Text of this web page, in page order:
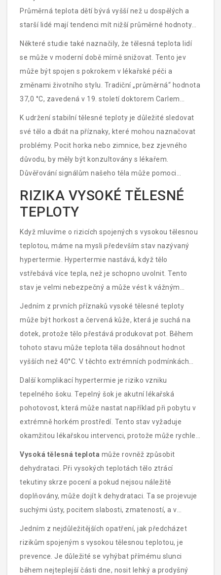
Průměrná teplota dětí bývá vyšší než u dospělých a
starší lidé mají tendenci mít nižší průměrné hodnoty
teploty.
Některé studie také naznačily, že tělesná teplota lidí
se může v moderní době mírně snižovat. Tento jev
může být spojen s pokrokem v lékařské péči a
změnami životního stylu. Tradiční „průměrná“ hodnota
37,0 °C, zavedená v 19. století doktorem Carlem
Wunderlichem, je dnes možná o několik desetin stupně
vyšší, než je aktuální průměr.
K udržení stabilní tělesné teploty je důležité sledovat
své tělo a dbát na příznaky, které mohou naznačovat
problémy. Pocit horka nebo zimnice, bez zjevného
důvodu, by měly být konzultovány s lékařem.
Důvěřování signálům našeho těla může pomoci
předejít vážnějším zdravotním problémům a
dramatickým kolísáním teploty.
RIZIKA VYSOKÉ TĚLESNÉ
TEPLOTY
Když mluvíme o rizicích spojených s vysokou tělesnou
teplotou, máme na mysli především stav nazývaný
hypertermie. Hypertermie nastává, když tělo
vstřebává více tepla, než je schopno uvolnit. Tento
stav je velmi nebezpečný a může vést k vážným
zdravotním komplikacím i smrti.
Jedním z prvních příznaků vysoké tělesné teploty
může být horkost a červená kůže, která je suchá na
dotek, protože tělo přestává produkovat pot. Během
tohoto stavu může teplota těla dosáhnout hodnot
vyšších než 40°C. V těchto extrémních podmínkách
začíná postupně selhávat centrální nervový systém,
což může vést k dezorientaci, záchvatům a v
nejhorších případech i ke kómatu a smrti.
Další komplikací hypertermie je riziko vzniku
tepelného šoku. Tepelný šok je akutní lékařská
pohotovost, která může nastat například při pobytu v
extrémně horkém prostředí. Tento stav vyžaduje
okamžitou lékařskou intervenci, protože může rychle
vést k selhání orgánů. Tepelný šok může postihnout
nejen dospělé, ale také děti a starší osoby, kteří jsou k
vysokým teplotám citlivější.
Vysoká tělesná teplota může rovněž způsobit
dehydrataci. Při vysokých teplotách tělo ztrácí
tekutiny skrze pocení a pokud nejsou náležitě
doplňovány, může dojít k dehydrataci. Ta se projevuje
suchými ústy, pocitem slabosti, zmateností, a v
kritických případech může vést k selhání ledvin.
Jedním z nejdůležitějších opatření, jak předcházet
rizikům spojeným s vysokou tělesnou teplotou, je
prevence. Je důležité se vyhýbat přímému slunci
během nejteplejší části dne, nosit lehký a prodyšný